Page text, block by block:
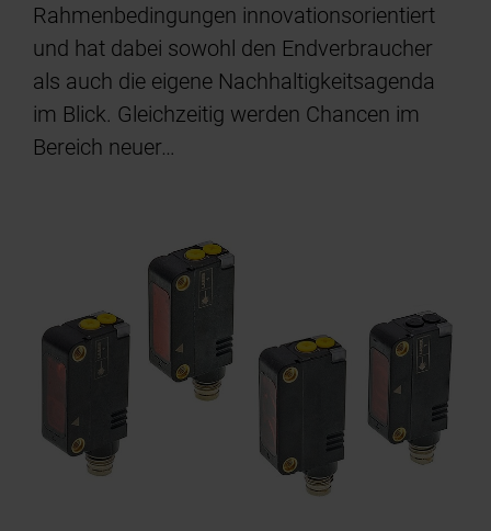
Rahmenbedingungen innovationsorientiert
und hat dabei sowohl den Endverbraucher
als auch die eigene Nachhaltigkeitsagenda
im Blick. Gleichzeitig werden Chancen im
Bereich neuer…